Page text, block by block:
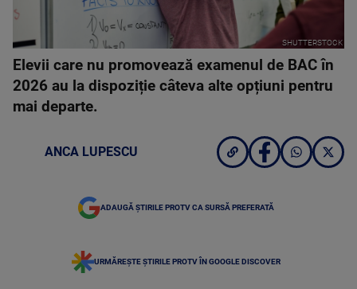
SHUTTERSTOCK
Elevii care nu promovează examenul de BAC în
2026 au la dispoziție câteva alte opțiuni pentru
mai departe.
ANCA LUPESCU
ADAUGĂ ȘTIRILE PROTV CA SURSĂ PREFERATĂ
URMĂREȘTE ȘTIRILE PROTV ÎN GOOGLE DISCOVER